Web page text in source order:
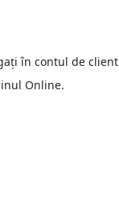
în contul de
Online.